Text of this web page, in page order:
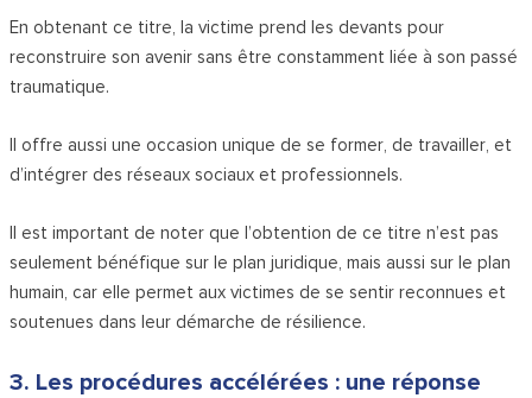
En obtenant ce titre, la victime prend les devants pour
reconstruire son avenir sans être constamment liée à son passé
traumatique.
Il offre aussi une occasion unique de se former, de travailler, et
d’intégrer des réseaux sociaux et professionnels.
Il est important de noter que l’obtention de ce titre n’est pas
seulement bénéfique sur le plan juridique, mais aussi sur le plan
humain, car elle permet aux victimes de se sentir reconnues et
soutenues dans leur démarche de résilience.
3. Les procédures accélérées : une réponse